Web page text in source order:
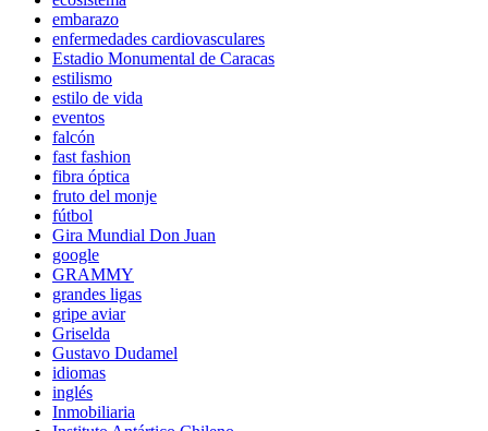
embarazo
enfermedades cardiovasculares
Estadio Monumental de Caracas
estilismo
estilo de vida
eventos
falcón
fast fashion
fibra óptica
fruto del monje
fútbol
Gira Mundial Don Juan
google
GRAMMY
grandes ligas
gripe aviar
Griselda
Gustavo Dudamel
idiomas
inglés
Inmobiliaria